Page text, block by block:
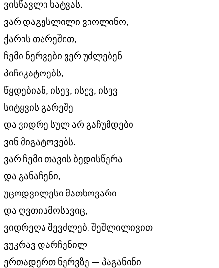
ვისწავლი ხატვას.
ვარ დაგესლილი ვიოლინო,
ქარის თარეშით,
ჩემი ნერვები ვერ უძლებენ
პიჩიკატოებს,
წყდებიან, ისევ, ისევ, ისევ
სიტყვის გარეშე
და ვიდრე სულ არ გაჩუმდები
ვინ მიგატოვებს.
ვარ ჩემი თავის ბედისწერა
და განაჩენი,
უცოდვილესი მათხოვარი
და ღვთისმოსავიც,
ვიდრეღა შევძლებ, შეშლილივით
ვუკრავ დარჩენილ
ერთადერთ ნერვზე — პაგანინი